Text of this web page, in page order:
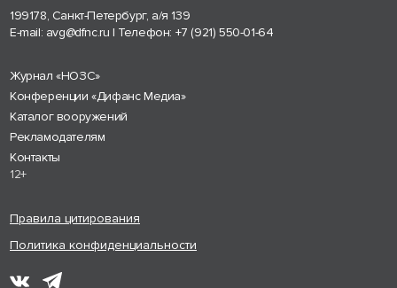
199178, Санкт-Петербург, а/я 139
E-mail: avg@dfnc.ru | Телефон: +7 (921) 550-01-64
Журнал «НОЗС»
Конференции «Дифанс Медиа»
Каталог вооружений
Рекламодателям
Контакты
12+
Правила цитирования
Политика конфиденциальности